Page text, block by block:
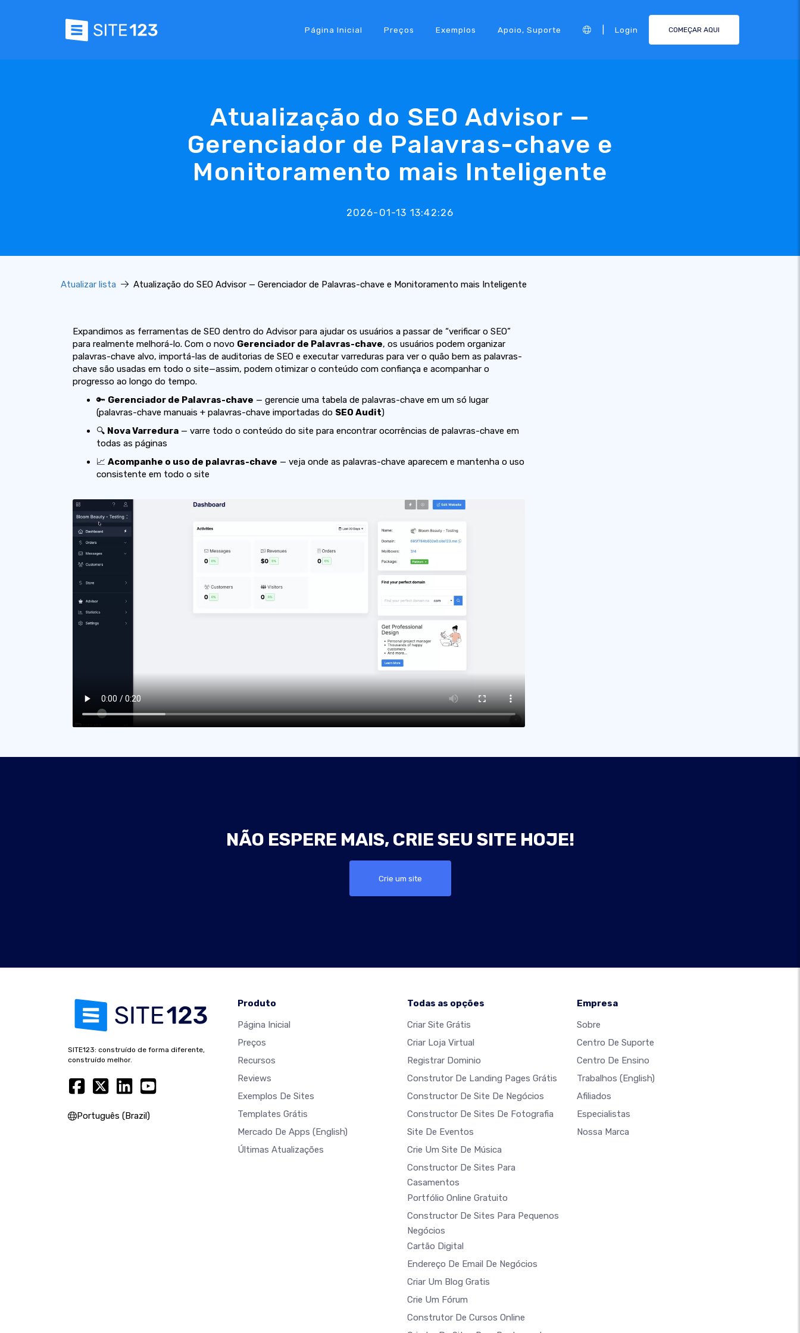
Página Inicial Preços Exemplos Apoio, Suporte Login COMEÇAR AQUI
Atualização do SEO Advisor —
Gerenciador de Palavras-chave e
Monitoramento mais Inteligente
2026-01-13 13:42:26
Atualizar lista Atualização do SEO Advisor — Gerenciador de Palavras-chave e Monitoramento mais Inteligente
Expandimos as ferramentas de SEO dentro do Advisor para ajudar os usuários a passar de “verificar o SEO”
para realmente melhorá-lo. Com o novo Gerenciador de Palavras-chave, os usuários podem organizar
palavras-chave alvo, importá-las de auditorias de SEO e executar varreduras para ver o quão bem as palavras-
chave são usadas em todo o site—assim, podem otimizar o conteúdo com confiança e acompanhar o
progresso ao longo do tempo.
🔑 Gerenciador de Palavras-chave — gerencie uma tabela de palavras-chave em um só lugar
(palavras-chave manuais + palavras-chave importadas do SEO Audit)
🔍 Nova Varredura — varre todo o conteúdo do site para encontrar ocorrências de palavras-chave em
todas as páginas
📈 Acompanhe o uso de palavras-chave — veja onde as palavras-chave aparecem e mantenha o uso
consistente em todo o site
NÃO ESPERE MAIS, CRIE SEU SITE HOJE!
Crie um site
SITE123: construído de forma diferente,
construído melhor.
Português (Brazil)
Produto
Página Inicial
Preços
Recursos
Reviews
Exemplos De Sites
Templates Grátis
Mercado De Apps (English)
Últimas Atualizações
Todas as opções
Criar Site Grátis
Criar Loja Virtual
Registrar Dominio
Construtor De Landing Pages Grátis
Constructor De Site De Negócios
Constructor De Sites De Fotografia
Site De Eventos
Crie Um Site De Música
Constructor De Sites Para
Casamentos
Portfólio Online Gratuito
Constructor De Sites Para Pequenos
Negócios
Cartão Digital
Endereço De Email De Negócios
Criar Um Blog Gratis
Crie Um Fórum
Construtor De Cursos Online
Empresa
Sobre
Centro De Suporte
Centro De Ensino
Trabalhos (English)
Afiliados
Especialistas
Nossa Marca